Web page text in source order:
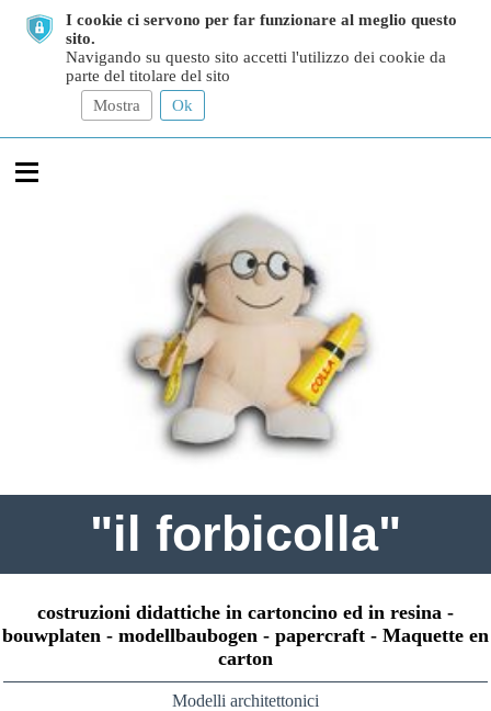
I cookie ci servono per far funzionare al meglio questo
sito.
Navigando su questo sito accetti l'utilizzo dei cookie da
parte del titolare del sito
Mostra
Ok
≡
"il forbicolla"
costruzioni didattiche in cartoncino ed in resina -
bouwplaten - modellbaubogen - papercraft - Maquette en
carton
Modelli architettonici